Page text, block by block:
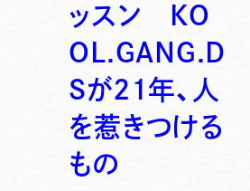
ッスン KO
OL.GANG.D
Sが21年、人
を惹きつける
もの